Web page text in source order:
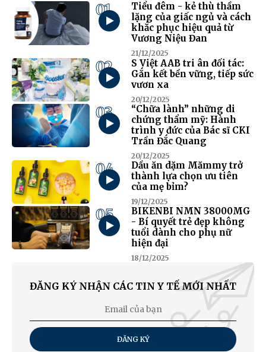
01
Tiểu đêm - kẻ thù thầm
lặng của giấc ngủ và cách
khắc phục hiệu quả từ
Vương Niệu Đan
21/12/2025
02
S Việt AAB tri ân đối tác:
Gắn kết bền vững, tiếp sức
vươn xa
20/12/2025
03
“Chữa lành” những di
chứng thẩm mỹ: Hành
trình y đức của Bác sĩ CKI
Trần Đắc Quang
20/12/2025
04
Dầu ăn dặm Mămmy trở
thành lựa chọn ưu tiên
của mẹ bỉm?
19/12/2025
05
BIKENBI NMN 38000MG
- Bí quyết trẻ đẹp không
tuổi dành cho phụ nữ
hiện đại
18/12/2025
ĐĂNG KÝ NHẬN CÁC TIN Y TẾ MỚI NHẤT
ĐĂNG KÝ